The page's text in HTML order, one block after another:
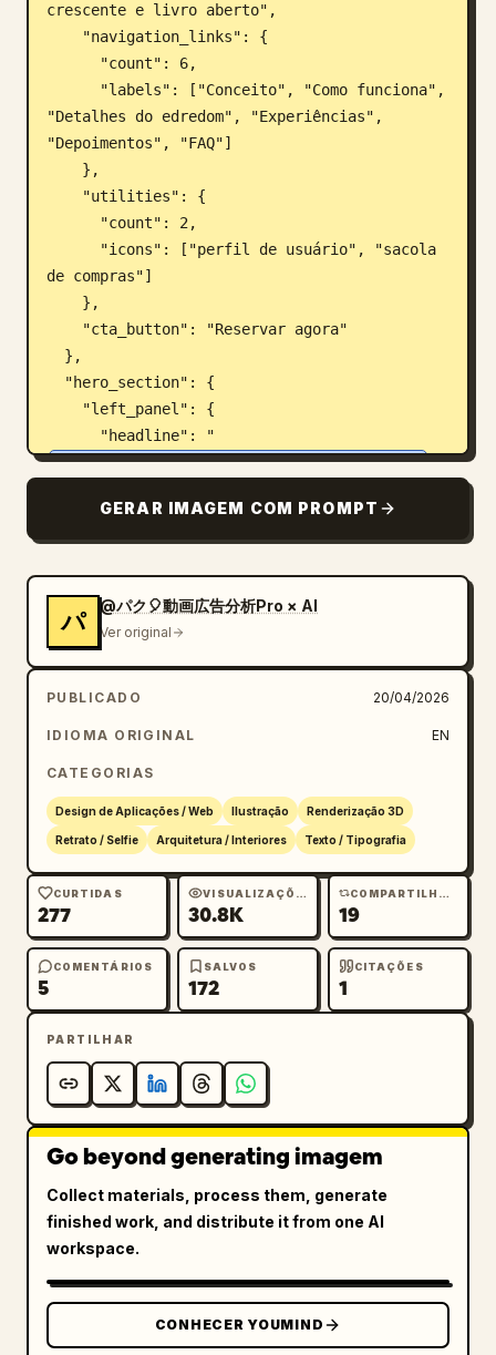
crescente e livro aberto",
"Detalhes do edredom", "Experiências",
"Depoimentos", "FAQ"]
de compras"]
      "headline": "
Antes de ler o livro, durma no seu mundo. ",
Um edredom noturno pré-leitura que antecipa
",
      "buttons": {
        "count": 2,
de livro", "contornado com ícone de livro
aberto"],
"Ver experiências >"]
      },
      "feature_icons": {
        "layout": "linha horizontal no canto
inferior esquerdo",
        "items": [
          {"icon": "livro com montanhas e
estrelas", "label": "Experiência de mundo
          {"icon": "lua crescente sobre
ondas", "label": "Ajuste de sono profundo"},
          {"icon": "livro aberto com
brilhos", "label": "Estimula o desejo de
ler"}
      "subject": "jovem mulher dormindo
pacificamente em uma cama",
      "environment": "quarto aconchegante com
GERAR IMAGEM COM PROMPT
パ
@パク🎈動画広告分析Pro × AI
Ver original
PUBLICADO 20/04/2026
IDIOMA ORIGINAL EN
CATEGORIAS
Design de Aplicações / Web Ilustração Renderização 3D
Retrato / Selfie Arquitetura / Interiores Texto / Tipografia
CURTIDAS
277
VISUALIZAÇÕES
30.8K
COMPARTILHAMENTOS
19
COMENTÁRIOS
5
SALVOS
172
CITAÇÕES
1
PARTILHAR
Go beyond generating imagem
Collect materials, process them, generate
finished work, and distribute it from one AI
workspace.
CONHECER YOUMIND